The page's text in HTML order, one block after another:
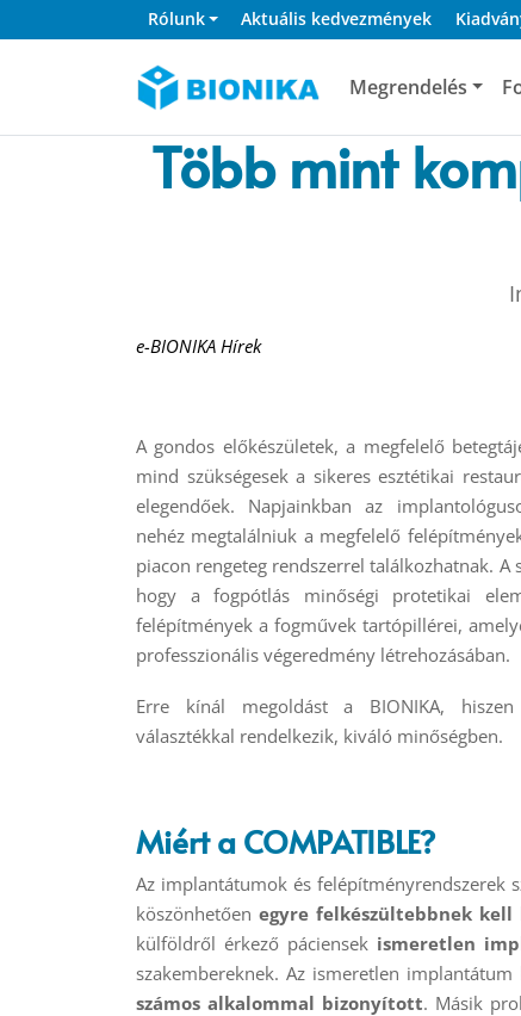
Rólunk Aktuális kedvezmények
Megrendelés
Több mint
e-BIONIKA Hírek
A gondos előkészületek, a megfelelő
mind szükségesek a sikeres esztétikai
elegendőek. Napjainkban az
nehéz megtalálniuk a megfelelő
piacon rengeteg rendszerrel találkozhatnak. A
hogy a fogpótlás minőségi protetikai
felépítmények a fogművek tartópillérei,
professzionális végeredmény létrehozásában.
Erre kínál megoldást a BIONIKA,
választékkal rendelkezik, kiváló minőségben.
Miért a COMPATIBLE?
Az implantátumok és felépítményrendszerek
köszönhetőenegyre felkészültebbnek
külföldről érkező páciensek ismeretlen
szakembereknek. Az ismeretlen
számos alkalommal bizonyított. Másik